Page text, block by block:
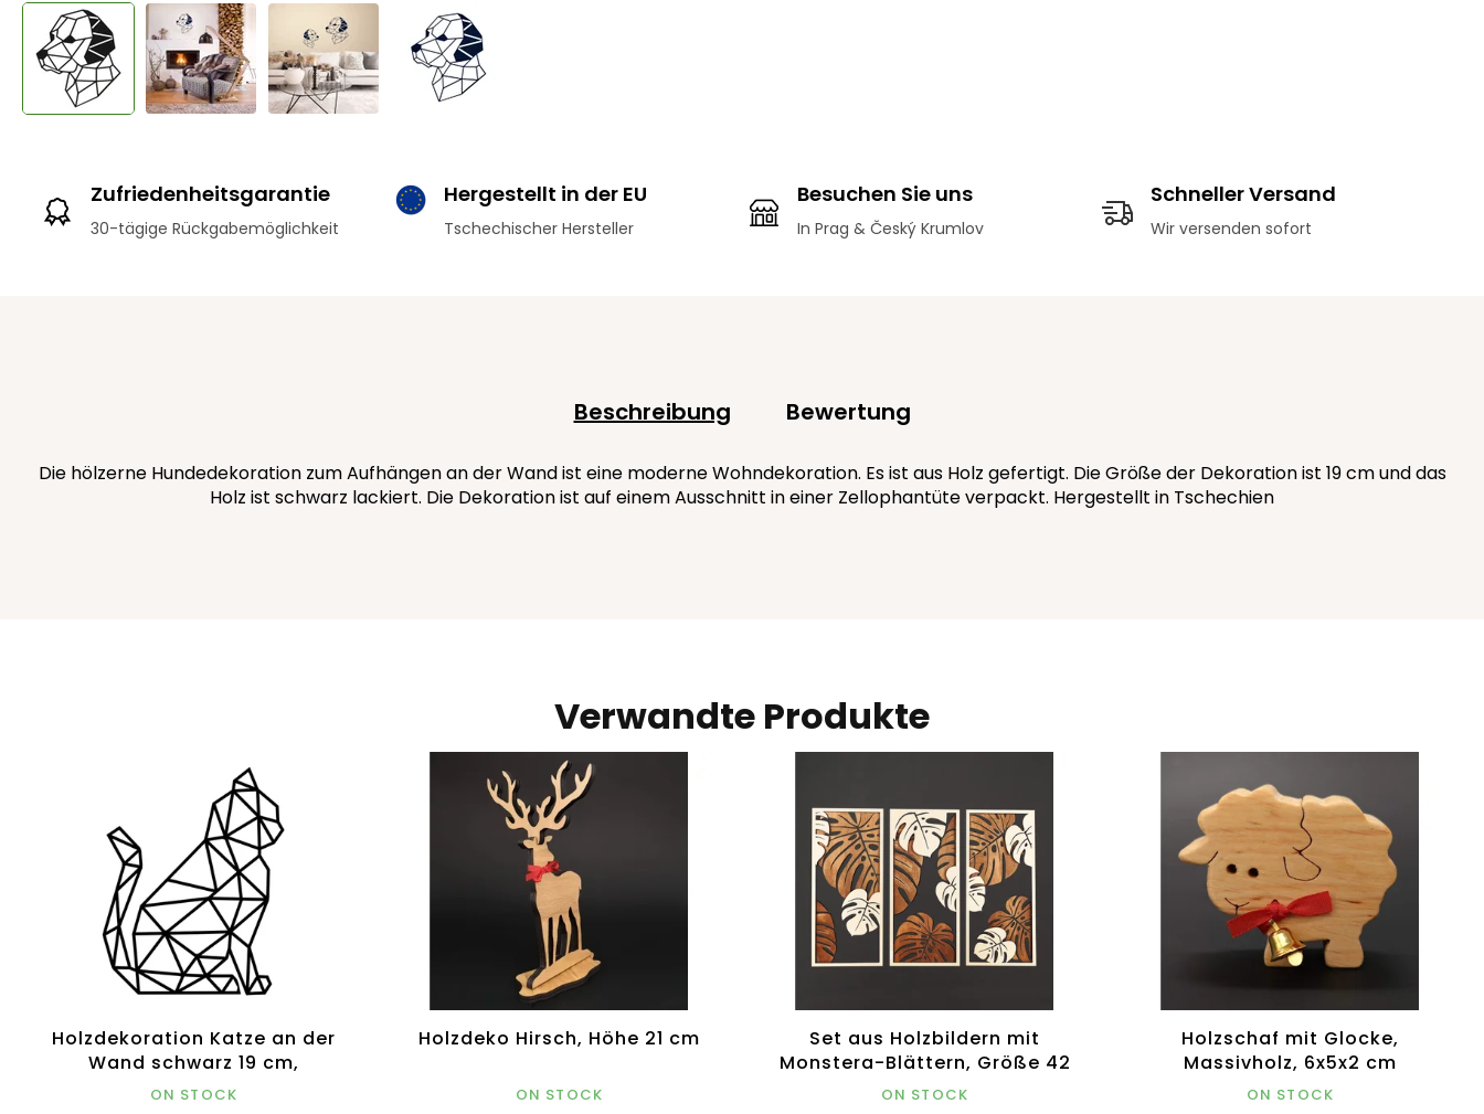
Zufriedenheitsgarantie
30-tägige Rückgabemöglichkeit
Hergestellt in der EU
Tschechischer Hersteller
Besuchen Sie uns
In Prag & Český Krumlov
Schneller Versand
Wir versenden sofort
Verwandte Produkte
Holzdekoration Katze an der
Wand schwarz 19 cm,
tschechisches Produkt
ON STOCK
Holzdeko Hirsch, Höhe 21 cm
ON STOCK
Set aus Holzbildern mit
Monstera-Blättern, Größe 42
x 30 cm, tschechisches
ON STOCK
Holzschaf mit Glocke,
Massivholz, 6x5x2 cm
ON STOCK
Beschreibung Bewertung
Die hölzerne Hundedekoration zum Aufhängen an der Wand ist eine moderne Wohndekoration. Es ist aus Holz gefertigt. Die Größe der Dekoration ist 19 cm und das
Holz ist schwarz lackiert. Die Dekoration ist auf einem Ausschnitt in einer Zellophantüte verpackt. Hergestellt in Tschechien